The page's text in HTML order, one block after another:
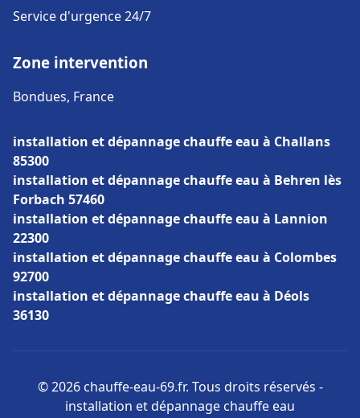
Service d'urgence 24/7
Zone intervention
Bondues, France
installation et dépannage chauffe eau à Challans
85300
installation et dépannage chauffe eau à Behren lès
Forbach 57460
installation et dépannage chauffe eau à Lannion
22300
installation et dépannage chauffe eau à Colombes
92700
installation et dépannage chauffe eau à Déols
36130
© 2026 chauffe-eau-69.fr. Tous droits réservés -
installation et dépannage chauffe eau